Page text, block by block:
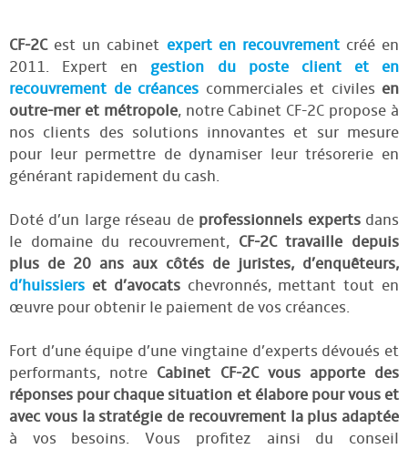
CF-2C est un cabinet expert en recouvrementcréé en
2011. Expert engestion du poste client et en
recouvrement de créances commerciales et civiles en
outre-mer et métropole, notre Cabinet CF-2C propose à
nos clients des solutions innovantes et sur mesure
pour leur permettre de dynamiser leur trésorerie en
générant rapidement du cash.
Doté d’un large réseau de professionnels expertsdans
le domaine du recouvrement, CF-2C travaille depuis
plus de 20 ans aux côtés de juristes, d’enquêteurs,
d’huissiers et d’avocatschevronnés, mettant tout en
œuvre pour obtenir le paiement de vos créances.
Fort d’une équipe d’une vingtaine d’experts dévoués et
performants, notre Cabinet CF-2C vous apporte des
réponses pour chaque situation et élabore pour vous et
avec vous la stratégie de recouvrement la plus adaptée
à vos besoins. Vous profitez ainsi du conseil